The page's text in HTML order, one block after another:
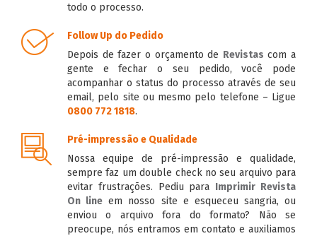
todo o processo.
Follow Up do Pedido
Depois de fazer o orçamento de Revistas com a
gente e fechar o seu pedido, você pode
acompanhar o status do processo através de seu
email, pelo site ou mesmo pelo telefone – Ligue
0800 772 1818.
Pré-impressão e Qualidade
Nossa equipe de pré-impressão e qualidade,
sempre faz um double check no seu arquivo para
evitar frustrações. Pediu para Imprimir Revista
On line em nosso site e esqueceu sangria, ou
enviou o arquivo fora do formato? Não se
preocupe, nós entramos em contato e auxiliamos